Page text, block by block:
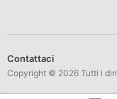
Contattaci
Copyright © 2026 Tutti i